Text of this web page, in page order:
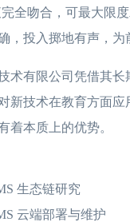
全吻合，可最大限
，投入掷地有声，为
术有限公司凭借其
新技术在教育方面
着本质上的优势。
生态链研究
云端部署与维护